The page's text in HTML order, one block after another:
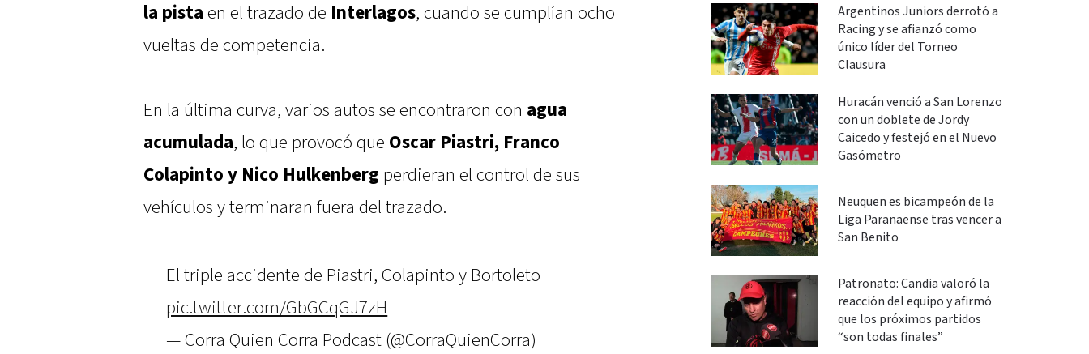
la pista en el trazado de Interlagos, cuando se cumplían ocho
vueltas de competencia.
En la última curva, varios autos se encontraron con agua
acumulada, lo que provocó que Oscar Piastri, Franco
Colapinto y Nico Hulkenberg perdieran el control de sus
vehículos y terminaran fuera del trazado.
El triple accidente de Piastri, Colapinto y Bortoleto
pic.twitter.com/GbGCqGJ7zH
— Corra Quien Corra Podcast (@CorraQuienCorra)
Argentinos Juniors derrotó a
Racing y se afianzó como
único líder del Torneo
Clausura
Huracán venció a San Lorenzo
con un doblete de Jordy
Caicedo y festejó en el Nuevo
Gasómetro
Neuquen es bicampeón de la
Liga Paranaense tras vencer a
San Benito
Patronato: Candia valoró la
reacción del equipo y afirmó
que los próximos partidos
“son todas finales”